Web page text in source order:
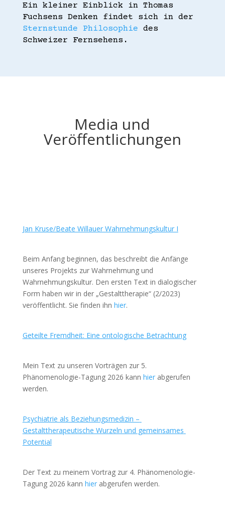
Ein kleiner Einblick in Thomas
Sternstunde Philosophie des
Schweizer Fernsehens.
Media und
Veröffentlichungen
Jan Kruse/Beate Willauer Wahrnehmungskultur I
Beim Anfang beginnen, das beschreibt die Anfänge
unseres Projekts zur Wahrnehmung und
Wahrnehmungskultur. Den ersten Text in dialogischer
Form haben wir in der „Gestalttherapie“ (2/2023)
veröffentlicht. Sie finden ihn hier.
Geteilte Fremdheit: Eine ontologische Betrachtung
Mein Text zu unseren Vorträgen zur 5.
Phänomenologie-Tagung 2026 kann hier abgerufen
werden.
Psychiatrie als Beziehungsmedizin –
Gestalttherapeutische Wurzeln und gemeinsames
Potential
Der Text zu meinem Vortrag zur 4. Phänomenologie-
Tagung 2026 kann hier abgerufen werden.